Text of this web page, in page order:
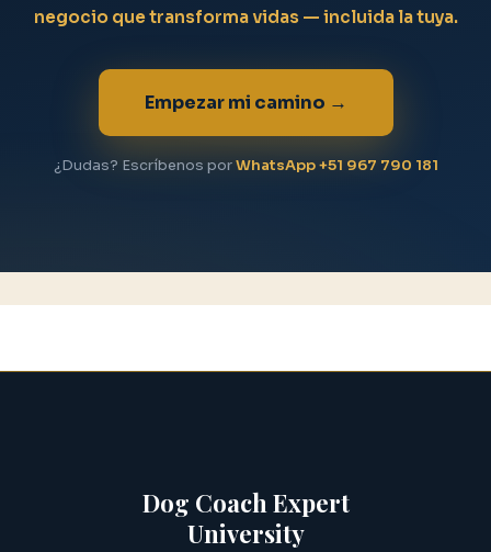
negocio que transforma vidas — incluida la tuya.
Empezar mi camino →
¿Dudas? Escríbenos porWhatsApp +51 967 790 181
Dog Coach Expert
University